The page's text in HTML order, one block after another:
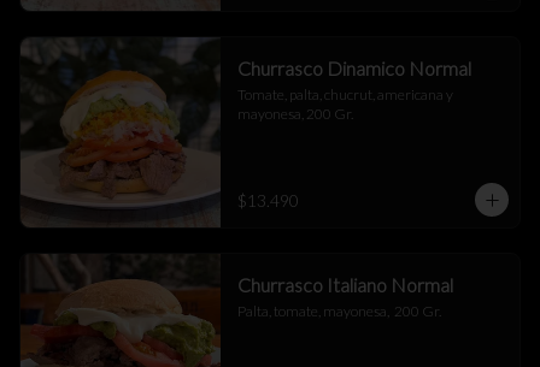
Churrasco Dinamico Normal
Tomate, palta, chucrut, americana y
mayonesa, 200 Gr.
$13.490
Churrasco Italiano Normal
Palta, tomate, mayonesa,  200 Gr.